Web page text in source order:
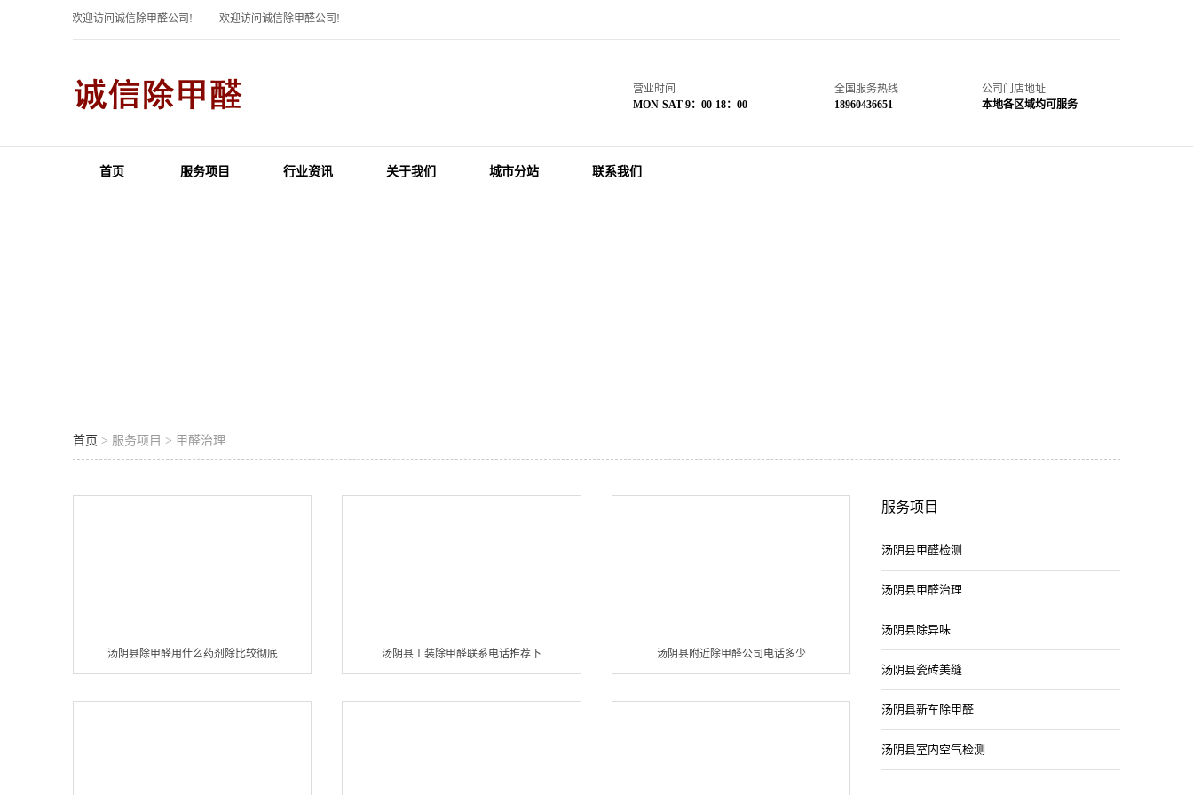
欢迎访问诚信除甲醛公司! 欢迎访问诚信除甲醛公司!
营业时间
MON-SAT 9：00-18：00
全国服务热线
18960436651
公司门店地址
本地各区域均可服务
首页 服务项目 行业资讯 关于我们 城市分站 联系我们
首页 > 服务项目 > 甲醛治理
汤阴县除甲醛用什么药剂除比较彻底 汤阴县工装除甲醛联系电话推荐下 汤阴县附近除甲醛公司电话多少
服务项目
汤阴县甲醛检测
汤阴县甲醛治理
汤阴县除异味
汤阴县瓷砖美缝
汤阴县新车除甲醛
汤阴县室内空气检测